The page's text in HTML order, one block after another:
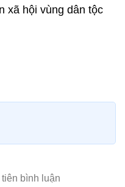
xã hội vùng dân tộc